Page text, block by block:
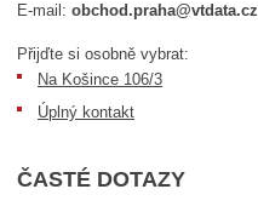
E-mail:obchod.praha@vtdata.cz
Přijďte si osobně vybrat:
Na Košince 106/3
Úplný kontakt
ČASTÉ DOTAZY